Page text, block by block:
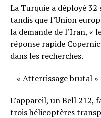
La Turquie a déployé 32
tandis que l’Union
la demande de l’Iran, «
réponse rapide
dans les recherches.
– « Atterrissage brutal »
L’appareil, un Bell 212,
trois hélicoptères